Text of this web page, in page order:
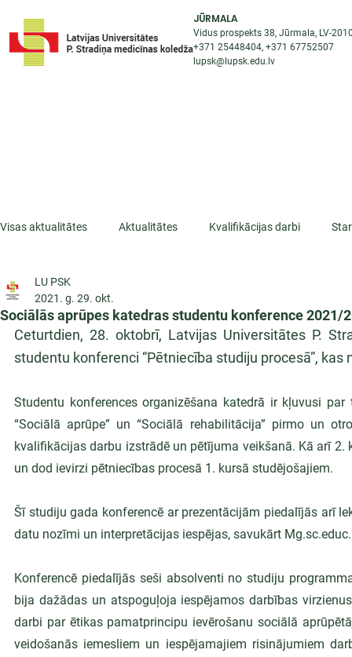
JŪRMALA
Vidus prospekts 38, Jūrmala, LV-
+371 25448404, +371 67752507
lupsk@lupsk.edu.lv
Visas aktualitātes Aktualitātes Kvalifikācijas darbi
ESF projekti
Sociālās aprūpes katedras studentu konference 2021/
LU PSK
2021. g. 29. okt.
Ceturtdien, 28. oktobrī, Latvijas Universitātes P.
studentu konferenci “Pētniecība studiju procesā”,
Studentu konferences organizēšana katedrā ir kļuvusi
“Sociālā aprūpe” un “Sociālā rehabilitācija” pirmo un
kvalifikācijas darbu izstrādē un pētījuma veikšanā. Kā arī
un dod ievirzi pētniecības procesā 1. kursā studējošajiem.
Šī studiju gada konferencē ar prezentācijām piedalījās arī
datu nozīmi un interpretācijas iespējas, savukārt
Konferencē piedalījās seši absolventi no studiju
bija dažādas un atspoguļoja iespējamos darbības
darbi par ētikas pamatprincipu ievērošanu sociālā
veidošanās iemesliem un iespējamajiem risinājumiem